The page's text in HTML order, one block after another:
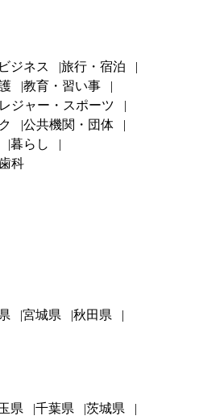
ビジネス
旅行・宿泊
教育・習い事
レジャー・スポーツ
公共機関・団体
暮らし
科
宮城県
秋田県
県 千葉県
茨城県